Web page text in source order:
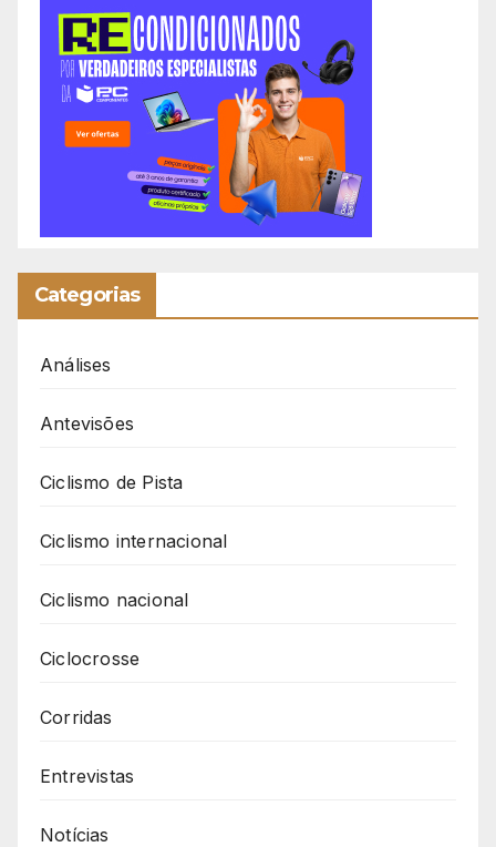
Categorias
Análises
Antevisões
Ciclismo de Pista
Ciclismo internacional
Ciclismo nacional
Ciclocrosse
Corridas
Entrevistas
Notícias